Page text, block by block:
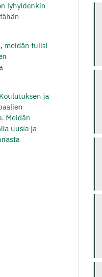
lyhyidenkin
meidän tulisi
ja
Meidän
uusia ja